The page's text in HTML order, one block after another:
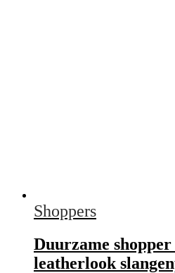
Shoppers
Duurzame
leatherlook